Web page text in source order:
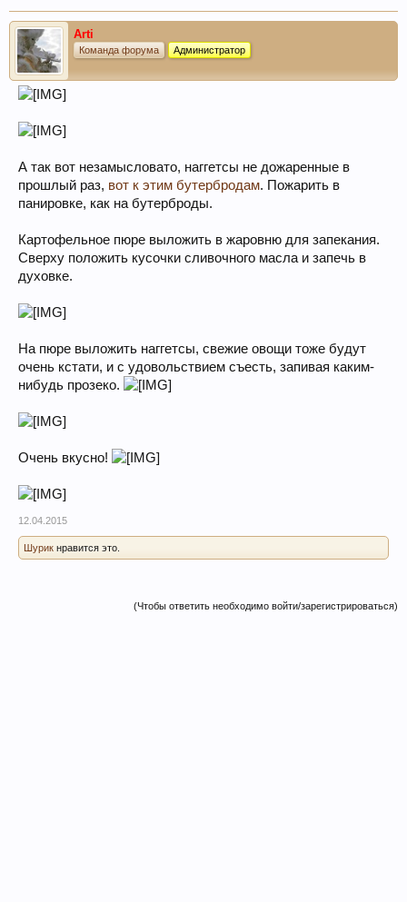
Arti
Команда форума Администратор
А так вот незамысловато, наггетсы не дожаренные в
прошлый раз, вот к этим бутербродам. Пожарить в
панировке, как на бутерброды.
Картофельное пюре выложить в жаровню для запекания.
Сверху положить кусочки сливочного масла и запечь в
духовке.
На пюре выложить наггетсы, свежие овощи тоже будут
очень кстати, и с удовольствием съесть, запивая каким-
нибудь прозеко.
Очень вкусно!
12.04.2015
Шурик нравится это.
(Чтобы ответить необходимо войти/зарегистрироваться)